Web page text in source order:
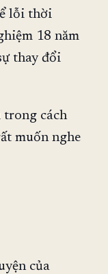
lỗi thời
18 năm
thay đổi
trong cách
muốn nghe
của